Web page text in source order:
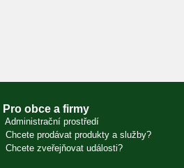
Pro obce a firmy
Administrační prostředí
Chcete prodávat produkty a služby?
Chcete zveřejňovat události?